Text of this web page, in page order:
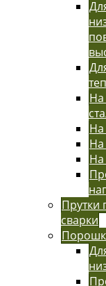
На
На
На
Прутки
сварки